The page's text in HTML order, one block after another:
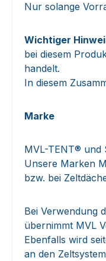
Nur solange
Wichtiger
bei diesem
handelt.
In diesem
Marke
MVL-TENT® und
Unsere Marken
bzw. bei
Bei Verwendung
übernimmt MVL
Ebenfalls wird
an den